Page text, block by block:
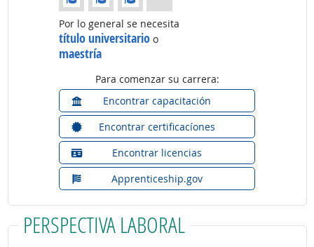
Por lo general se necesita
título universitario o
maestría
Para comenzar su carrera:
Encontrar capacitación
Encontrar certificacíones
Encontrar licencias
Apprenticeship.gov
PERSPECTIVA LABORAL